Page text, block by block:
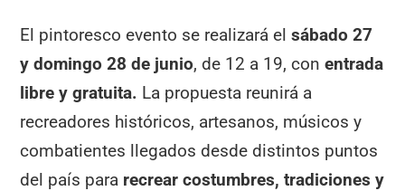
El pintoresco evento se realizará elsábado 27
y domingo 28 de junio, de 12 a 19, conentrada
libre y gratuita. La propuesta reunirá a
recreadores históricos, artesanos, músicos y
combatientes llegados desde distintos puntos
del país para recrear costumbres, tradiciones y